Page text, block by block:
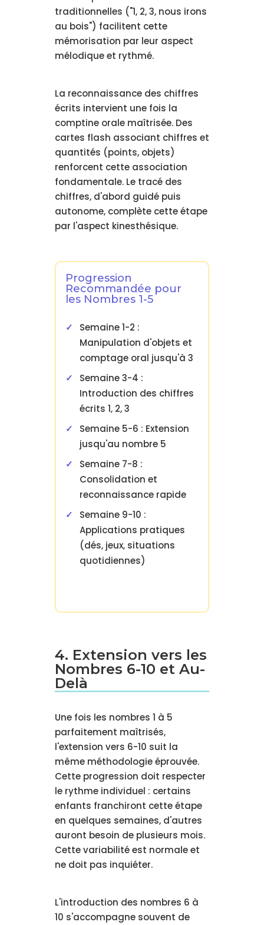
traditionnelles ("1, 2, 3, nous irons
au bois") facilitent cette
mémorisation par leur aspect
mélodique et rythmé.
La reconnaissance des chiffres
écrits intervient une fois la
comptine orale maîtrisée. Des
cartes flash associant chiffres et
quantités (points, objets)
renforcent cette association
fondamentale. Le tracé des
chiffres, d'abord guidé puis
autonome, complète cette étape
par l'aspect kinesthésique.
Progression
Recommandée pour
les Nombres 1-5
Semaine 1-2 :
Manipulation d'objets et
comptage oral jusqu'à 3
Semaine 3-4 :
Introduction des chiffres
écrits 1, 2, 3
Semaine 5-6 : Extension
jusqu'au nombre 5
Semaine 7-8 :
Consolidation et
reconnaissance rapide
Semaine 9-10 :
Applications pratiques
(dés, jeux, situations
quotidiennes)
4. Extension vers les
Nombres 6-10 et Au-
Delà
Une fois les nombres 1 à 5
parfaitement maîtrisés,
l'extension vers 6-10 suit la
même méthodologie éprouvée.
Cette progression doit respecter
le rythme individuel : certains
enfants franchiront cette étape
en quelques semaines, d'autres
auront besoin de plusieurs mois.
Cette variabilité est normale et
ne doit pas inquiéter.
L'introduction des nombres 6 à
10 s'accompagne souvent de